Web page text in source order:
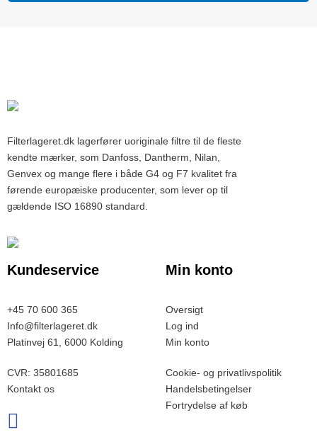
Filterlageret.dk lagerfører uoriginale filtre til de fleste
kendte mærker, som Danfoss, Dantherm, Nilan,
Genvex og mange flere i både G4 og F7 kvalitet fra
førende europæiske producenter, som lever op til
gældende ISO 16890 standard.
Kundeservice
+45 70 600 365
Info@filterlageret.dk
Platinvej 61, 6000 Kolding
CVR: 35801685
Kontakt os
Min konto
Oversigt
Log ind
Min konto
Cookie- og privatlivspolitik
Handelsbetingelser
Fortrydelse af køb